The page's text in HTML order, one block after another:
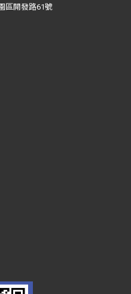
區開發路61號